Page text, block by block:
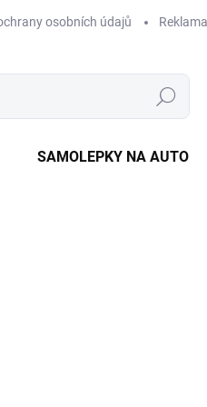
osobních údajů
Hledat
SAMOLEPKY NA AUTO